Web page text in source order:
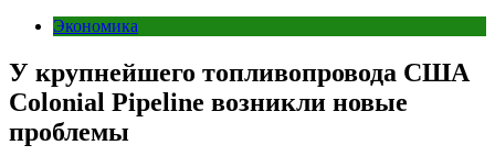
Экономика
У крупнейшего топливопровода США
Colonial Pipeline возникли новые
проблемы